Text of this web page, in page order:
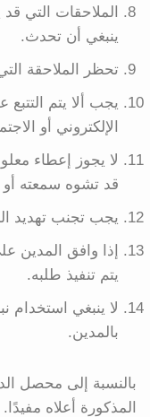
الملاحقات التي
ينبغي أن تحدث.
تحظر الملاحقة
يجب ألا يتم
الإلكتروني أو
لا يجوز إعطاء
قد تشوه سمعته
يجب تجنب تهديد
إذا وافق المدين
يتم تنفيذ طلبه.
لا ينبغي استخدام
بالمدين.
بالنسبة إلى محصل
المذكورة أعلاه